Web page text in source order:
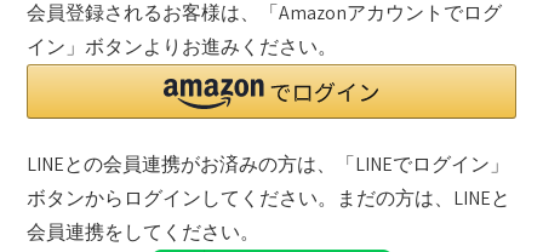
会員登録されるお客様は、「Amazonアカウントでログ
イン」ボタンよりお進みください。
LINEとの会員連携がお済みの方は、「LINEでログイン」
ボタンからログインしてください。まだの方は、 LINEと
会員連携をしてください。